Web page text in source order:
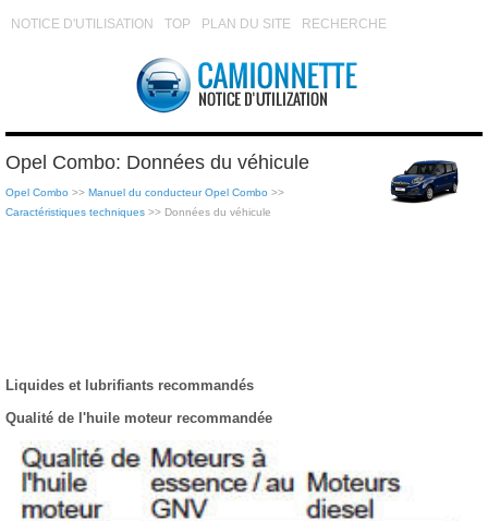
NOTICE D'UTILISATION TOP PLAN DU SITE RECHERCHE
Opel Combo: Données du véhicule
Opel Combo >> Manuel du conducteur Opel Combo >>
Caractéristiques techniques >> Données du véhicule
Liquides et lubrifiants recommandés
Qualité de l'huile moteur recommandée